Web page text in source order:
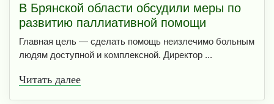
В Брянской области обсудили меры по
развитию паллиативной помощи
Главная цель — сделать помощь неизлечимо больным
людям доступной и комплексной. Директор ...
Читать далее